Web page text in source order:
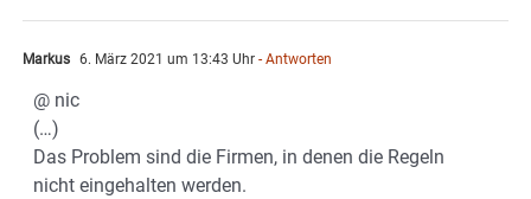
Markus 6. März 2021 um 13:43 Uhr - Antworten
@ nic
(…)
Das Problem sind die Firmen, in denen die Regeln
nicht eingehalten werden.